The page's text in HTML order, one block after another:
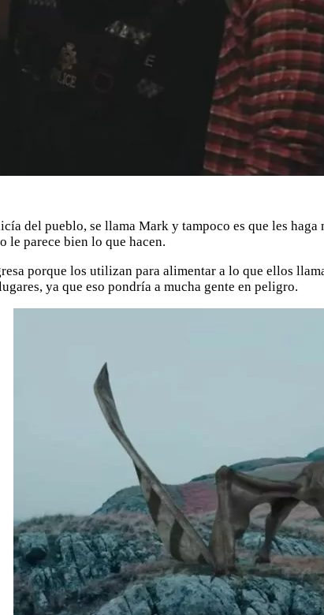
del pueblo, se llama Mark y tampoco es que les
le parece bien lo que hacen.
porque los utilizan para alimentar a lo que ellos
ya que eso pondría a mucha gente en peligro.